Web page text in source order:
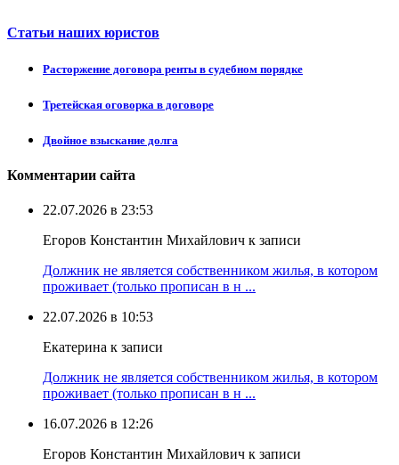
Статьи наших юристов
Расторжение договора ренты в судебном порядке
Третейская оговорка в договоре
Двойное взыскание долга
Комментарии сайта
22.07.2026 в 23:53
Егоров Константин Михайлович к записи
Должник не является собственником жилья, в котором
проживает (только прописан в н ...
22.07.2026 в 10:53
Екатерина к записи
Должник не является собственником жилья, в котором
проживает (только прописан в н ...
16.07.2026 в 12:26
Егоров Константин Михайлович к записи